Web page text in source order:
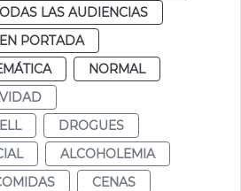
LAS AUDIENCIAS
EN PORTADA
NORMAL
DROGUES
ALCOHOLEMIA
CENAS